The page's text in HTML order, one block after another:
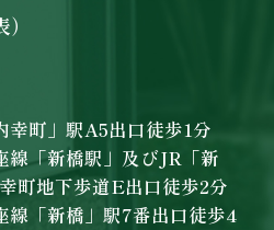
幸町」駅A5出口徒歩1分
線「新橋駅」及びJR「新
町地下歩道E出口徒歩2分
線「新橋」駅7番出口徒歩4